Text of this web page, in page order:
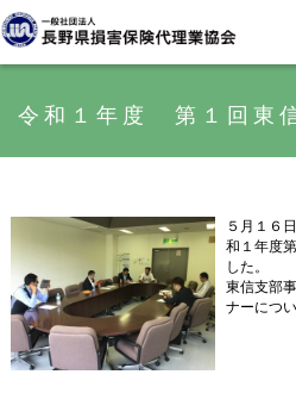
令和１年度 第１回東
５月１６
和１年度
した。
東信支部
ナーにつ